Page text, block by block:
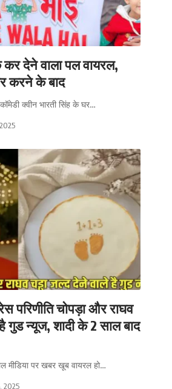
कर देने वाला पल वायरल,
करने के बाद
क्वीन भारती सिंह के घर…
परिणीति चोपड़ा और राघव
गुड न्यूज, शादी के 2 साल बाद
मीडिया पर खबर खूब वायरल हो…
2025